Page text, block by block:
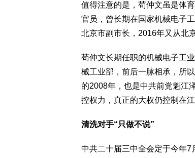
值得注意的是，苟仲文虽是体
官员，曾长期在国家机械电子
北京市副市长，2016年又从北
苟仲文长期任职的机械电子工
械工业部，前后一脉相承，所
的2008年，也是中共前党魁江
控权力，真正的大权仍控制在江
清洗对手“只做不说”
中共二十届三中全会定于今年